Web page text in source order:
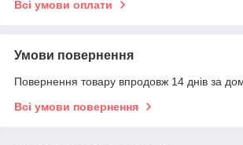
Всі умови оплати
Умови повернення
Повернення товару впродовж 14 днів за
Всі умови повернення